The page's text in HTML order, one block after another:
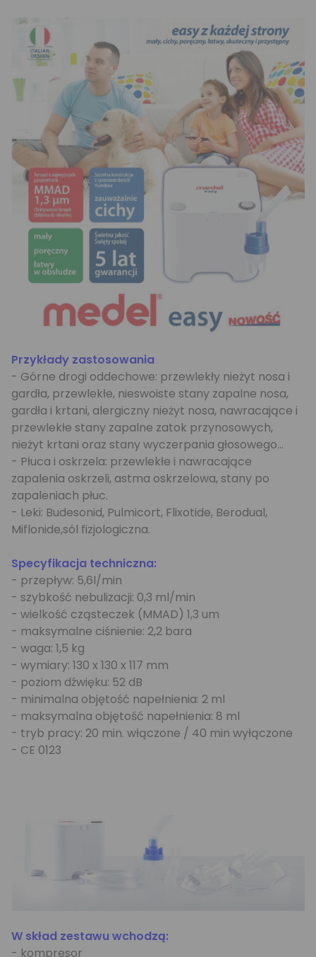
Przykłady zastosowania
- Górne drogi oddechowe: przewlekły nieżyt nosa i
gardła, przewlekłe, nieswoiste stany zapalne nosa,
gardła i krtani, alergiczny nieżyt nosa, nawracające i
przewlekłe stany zapalne zatok przynosowych,
nieżyt krtani oraz stany wyczerpania głosowego...
- Płuca i oskrzela: przewlekłe i nawracające
zapalenia oskrzeli, astma oskrzelowa, stany po
zapaleniach płuc.
- Leki: Budesonid, Pulmicort, Flixotide, Berodual,
Miflonide,sól fizjologiczna.
Specyfikacja techniczna:
- przepływ: 5,6l/min
- szybkość nebulizacji: 0,3 ml/min
- wielkość cząsteczek (MMAD) 1,3 um
- maksymalne ciśnienie: 2,2 bara
- waga: 1,5 kg
- wymiary: 130 x 130 x 117 mm
- poziom dźwięku: 52 dB
- minimalna objętość napełnienia: 2 ml
- maksymalna objętość napełnienia: 8 ml
- tryb pracy: 20 min. włączone / 40 min wyłączone
- CE 0123
W skład zestawu wchodzą:
- kompresor